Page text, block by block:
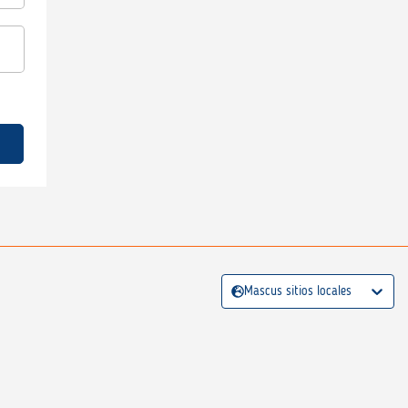
Mascus sitios locales